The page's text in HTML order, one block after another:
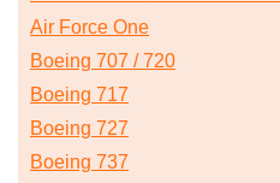
Air Force One
Boeing 707 / 720
Boeing 717
Boeing 727
Boeing 737